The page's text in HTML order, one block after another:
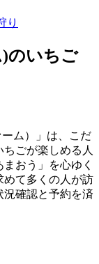
り
)のいちご
ム）」は、こだ
ごが楽しめる人
おう」を心ゆく
めて多くの人が訪
確認と予約を済